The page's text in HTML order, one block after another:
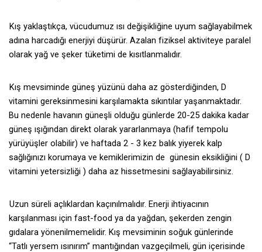
Kış yaklaştıkça, vücudumuz ısı değişikliğine uyum sağlayabilmek
adına harcadığı enerjiyi düşürür. Azalan fiziksel aktiviteye paralel
olarak yağ ve şeker tüketimi de kısıtlanmalıdır.
Kış mevsiminde güneş yüzünü daha az gösterdiğinden, D
vitamini gereksinmesini karşılamakta sıkıntılar yaşanmaktadır.
Bu nedenle havanın güneşli olduğu günlerde 20-25 dakika kadar
güneş ışığından direkt olarak yararlanmaya (hafif tempolu
yürüyüşler olabilir) ve haftada 2 - 3 kez balık yiyerek kalp
sağlığınızı korumaya ve kemiklerimizin de günesin eksikliğini ( D
vitamini yetersizliği ) daha az hissetmesini sağlayabilirsiniz.
Uzun süreli açlıklardan kaçınılmalıdır. Enerji ihtiyacının
karşılanması için fast-food ya da yağdan, şekerden zengin
gıdalara yönenilmemelidir. Kış mevsiminin soğuk günlerinde
“Tatlı yersem ısınırım” mantığından vazgeçilmeli, gün içerisinde